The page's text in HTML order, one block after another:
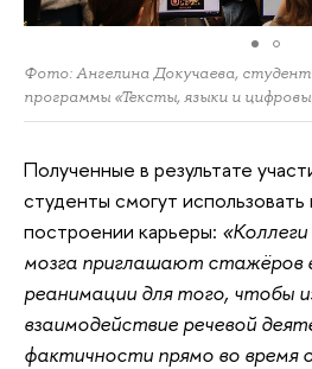
Фото: Ангелина Докучаева,
программы «Тексты, языки и
Полученные в результате
студенты смогут
построении карьеры:
мозга приглашают стажёров
реанимации для того, чтобы
взаимодействие речевой
фактичности прямо во время